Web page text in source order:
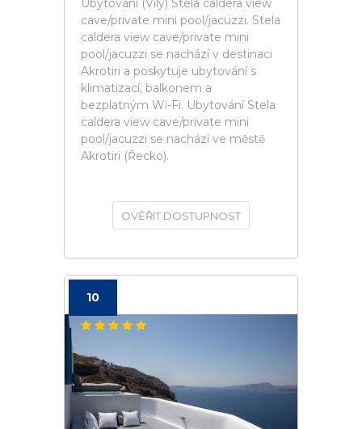
Ubytování (Vily) Stela caldera view
cave/private mini pool/jacuzzi. Stela
caldera view cave/private mini
pool/jacuzzi se nachází v destinaci
Akrotiri a poskytuje ubytování s
klimatizací, balkonem a
bezplatným Wi-Fi. Ubytování Stela
caldera view cave/private mini
pool/jacuzzi se nachází ve městě
Akrotiri (Řecko).
OVĚŘIT DOSTUPNOST
10